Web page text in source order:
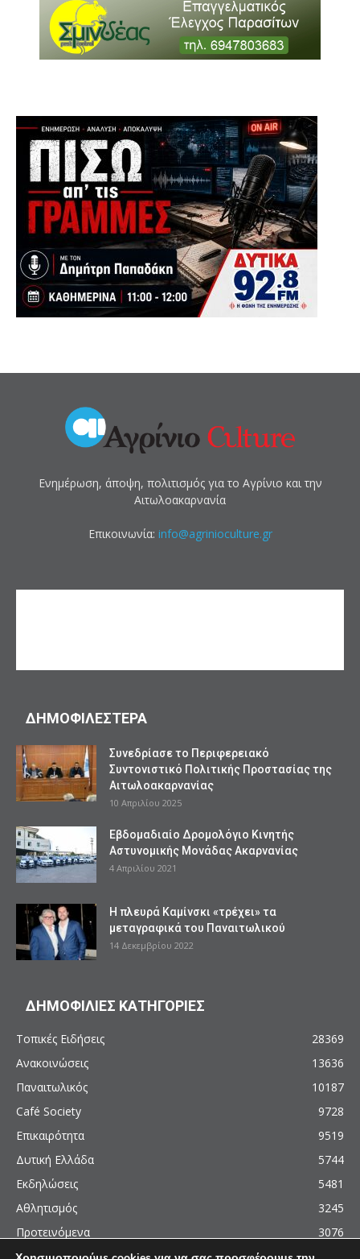
Ενημέρωση, άποψη, πολιτισμός για το Αγρίνιο και την
Αιτωλοακαρνανία
Επικοινωνία: info@agrinioculture.gr
ΔΗΜΟΦΙΛΕΣΤΕΡΑ
Συνεδρίασε το Περιφερειακό
Συντονιστικό Πολιτικής Προστασίας της
Αιτωλοακαρνανίας
10 Απριλίου 2025
Εβδομαδιαίο Δρομολόγιο Κινητής
Αστυνομικής Μονάδας Ακαρνανίας
4 Απριλίου 2021
Η πλευρά Καμίνσκι «τρέχει» τα
μεταγραφικά του Παναιτωλικού
14 Δεκεμβρίου 2022
ΔΗΜΟΦΙΛΙΕΣ ΚΑΤΗΓΟΡΙΕΣ
Τοπικές Ειδήσεις
28369
Ανακοινώσεις
13636
Παναιτωλικός
10187
Café Society
9728
Επικαιρότητα
9519
Δυτική Ελλάδα
5744
Εκδηλώσεις
5481
Αθλητισμός
3245
Προτεινόμενα
3076